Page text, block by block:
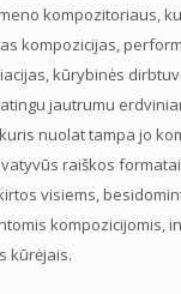
kompozitoriaus,
kompozicijas,
kūrybinės
jautrumu
nuolat tampa jo
raiškos
visiems,
kompozicijomis,
kūrėjais.